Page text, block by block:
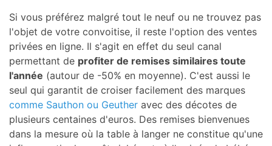
Si vous préférez malgré tout le neuf ou ne trouvez pas
l'objet de votre convoitise, il reste l'option des ventes
privées en ligne. Il s'agit en effet du seul canal
permettant de profiter de remises similaires toute
l'année (autour de -50% en moyenne). C'est aussi le
seul qui garantit de croiser facilement des marques
comme Sauthon ou Geuther avec des décotes de
plusieurs centaines d'euros. Des remises bienvenues
dans la mesure où la table à langer ne constitue qu'une